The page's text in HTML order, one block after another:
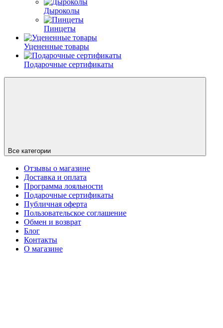
Дыроколы
Пинцеты
Уцененные товары
Подарочные сертификаты
Все категории
Отзывы о магазине
Доставка и оплата
Программа лояльности
Подарочные сертификаты
Публичная оферта
Пользовательское соглашение
Обмен и возврат
Блог
Контакты
О магазине